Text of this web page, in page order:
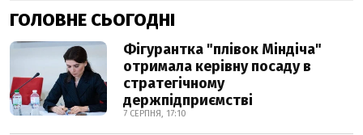
ГОЛОВНЕ СЬОГОДНІ
Фігурантка "плівок Міндіча"
отримала керівну посаду в
стратегічному
держпідприємстві
7 СЕРПНЯ, 17:10